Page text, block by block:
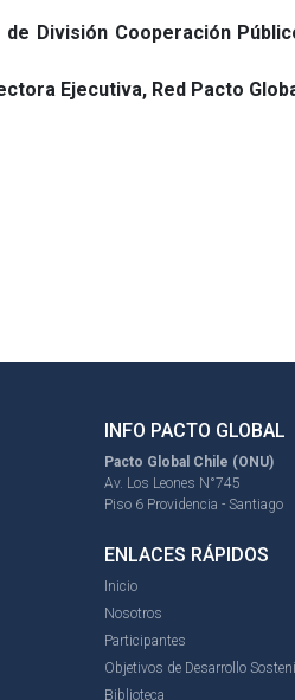
División Cooperación
Ejecutiva, Red Pacto
INFO PACTO GLOBAL
Pacto Global Chile (ONU)
Av. Los Leones N°745
Piso 6 Providencia - Santiago
ENLACES RÁPIDOS
Inicio
Nosotros
Participantes
Objetivos de Desarrollo
Biblioteca